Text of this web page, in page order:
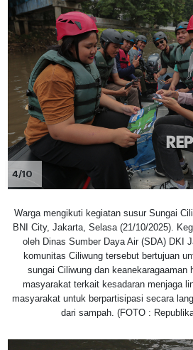
4/10
Warga mengikuti kegiatan susur Sungai
BNI City, Jakarta, Selasa (21/10/2025).
oleh Dinas Sumber Daya Air (SDA) DKI
komunitas Ciliwung tersebut bertujuan
sungai Ciliwung dan keanekaragaaman
masyarakat terkait kesadaran menjaga
masyarakat untuk berpartisipasi secara
dari sampah. (FOTO :